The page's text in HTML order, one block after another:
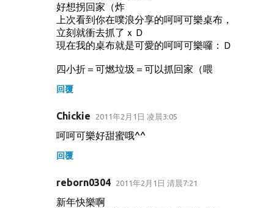
好想拐回家（炸
上次看到你在噗浪分享的呵呵可樂桌布，
立刻就衝去抓了ｘＤ
現在我的桌布就是可愛的呵呵可樂囉：Ｄ
四小折＝可燃垃圾＝可以抓回家（喂
回覆
Chickie 2011年2月1日 凌晨3:05
呵呵可樂好甜蜜哦^^
回覆
reborn0304 2011年2月1日 清晨7:21
新年快樂啊